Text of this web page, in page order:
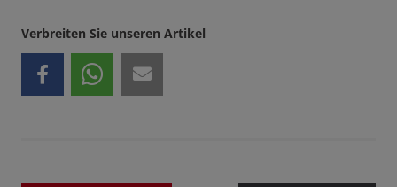
Verbreiten Sie unseren Artikel